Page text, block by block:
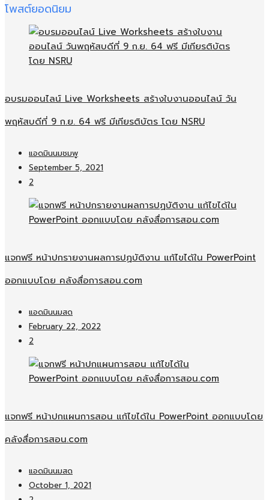
โพสต์ยอดนิยม
อบรมออนไลน์​ Live Worksheets สร้างใบงานออนไลน์​ วัน
พฤหัสบดีที่ 9 ก.ย. 64 ฟรี มีเกียรติบัตร โดย NSRU
แอดมินนมชมพู
September 5, 2021
2
แจกฟรี หน้าปกรายงานผลการปฏบัติงาน แก้ไขได้ใน PowerPoint
ออกแบบโดย คลังสื่อการสอน.com
แอดมินนมสด
February 22, 2022
2
แจกฟรี หน้าปกแผนการสอน แก้ไขได้ใน PowerPoint ออกแบบโดย
คลังสื่อการสอน.com
แอดมินนมสด
October 1, 2021